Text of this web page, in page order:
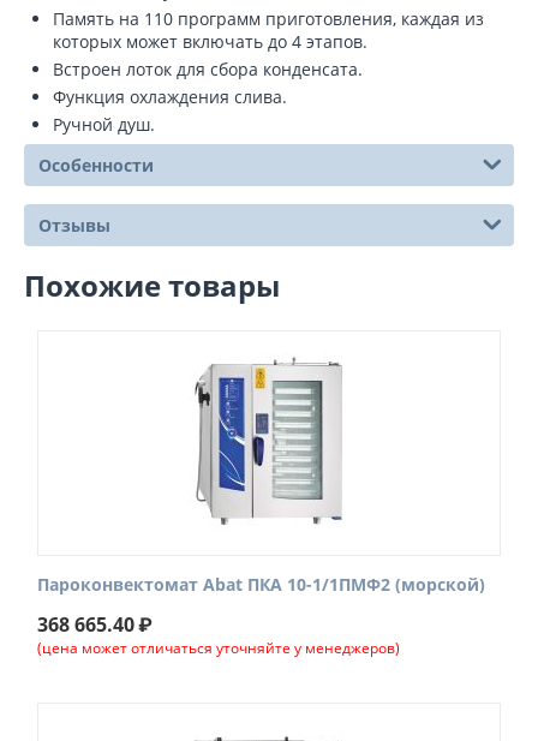
Память на 110 программ приготовления, каждая из
которых может включать до 4 этапов.
Встроен лоток для сбора конденсата.
Функция охлаждения слива.
Ручной душ.
Особенности
Отзывы
Похожие товары
Пароконвектомат Abat ПКА 10-1/1ПМФ2 (морской)
368 665.40₽
(цена может отличаться уточняйте у менеджеров)